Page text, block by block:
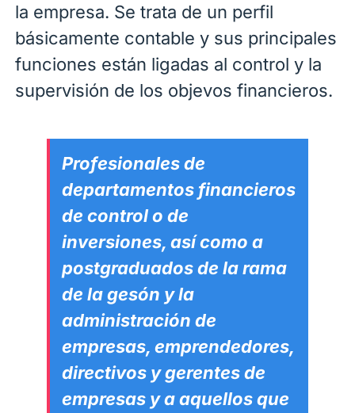
la empresa. Se trata de un perfil
básicamente contable y sus principales
funciones están ligadas al control y la
supervisión de los objevos financieros.
Profesionales de
departamentos financieros
de control o de
inversiones, asícomo a
postgraduados de la rama
de la gesón y la
administración de
empresas, emprendedores,
directivos y gerentes de
empresas y a aquellos que